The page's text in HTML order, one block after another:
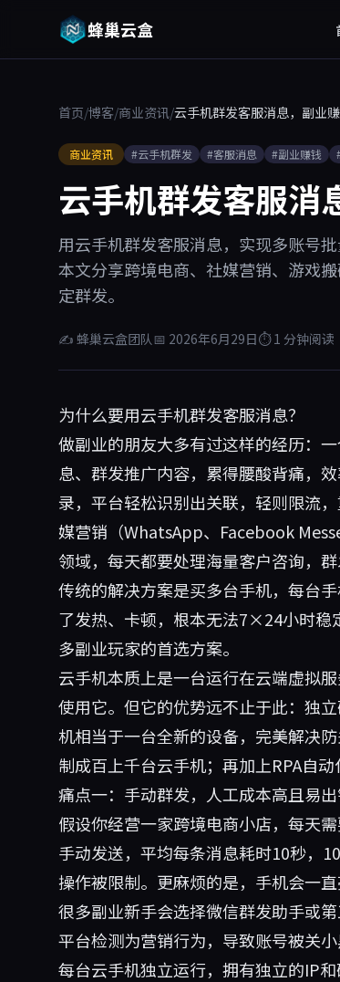
蜂巢云盒
首页/博客/商业资讯/云手机群发客服消息，副业
商业资讯 #云手机群发 #客服消息 #副业赚钱
云手机群发客服消
用云手机群发客服消息，实现多账号
本文分享跨境电商、社媒营销、游戏
定群发。
✍ 蜂巢云盒团队📅 2026年6月29日⏱ 1 分钟阅读
为什么要用云手机群发客服消息？
做副业的朋友大多有过这样的经历：
息、群发推广内容，累得腰酸背痛，
录，平台轻松识别出关联，轻则限流
媒营销（WhatsApp、Facebook
领域，每天都要处理海量客户咨询，
传统的解决方案是买多台手机，每台
了发热、卡顿，根本无法7×24小时稳
多副业玩家的首选方案。
云手机本质上是一台运行在云端虚拟
使用它。但它的优势远不止于此：独
机相当于一台全新的设备，完美解决
制成百上千台云手机；再加上RPA自
痛点一：手动群发，人工成本高且易
假设你经营一家跨境电商小店，每天
手动发送，平均每条消息耗时10秒，
操作被限制。更麻烦的是，手机会一
很多副业新手会选择微信群发助手或
平台检测为营销行为，导致账号被关
每台云手机独立运行，拥有独立的IP